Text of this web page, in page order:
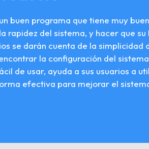
buen programa que tiene muy
rapidez del sistema, y hacer que su
se darán cuenta de la simplicidad
la configuración del
de usar, ayuda a sus usuarios a
efectiva para mejorar el